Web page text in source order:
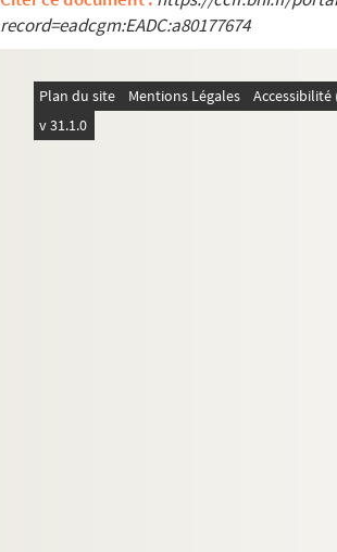
record=eadcgm:EADC:a80177674
Plan du site Mentions Légales
v 31.1.0